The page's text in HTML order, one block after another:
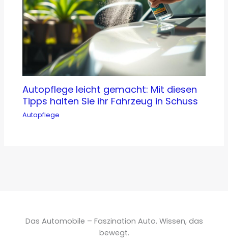
Autopflege leicht gemacht: Mit diesen
Tipps halten Sie ihr Fahrzeug in Schuss
Autopflege
Das Automobile – Faszination Auto. Wissen, das
bewegt.